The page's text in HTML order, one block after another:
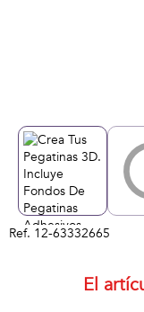
Ref. 12-63332665
El